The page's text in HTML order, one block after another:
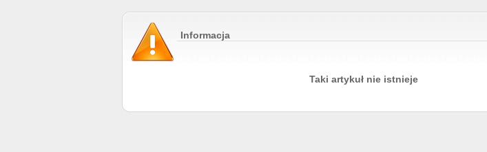
Informacja
Taki artykuł nie istnieje